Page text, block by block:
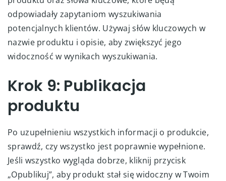
odpowiadały zapytaniom wyszukiwania
potencjalnych klientów. Używaj słów kluczowych w
nazwie produktu i opisie, aby zwiększyć jego
widoczność w wynikach wyszukiwania.
Krok 9: Publikacja
produktu
Po uzupełnieniu wszystkich informacji o produkcie,
sprawdź, czy wszystko jest poprawnie wypełnione.
Jeśli wszystko wygląda dobrze, kliknij przycisk
„Opublikuj”, aby produkt stał się widoczny w Twoim